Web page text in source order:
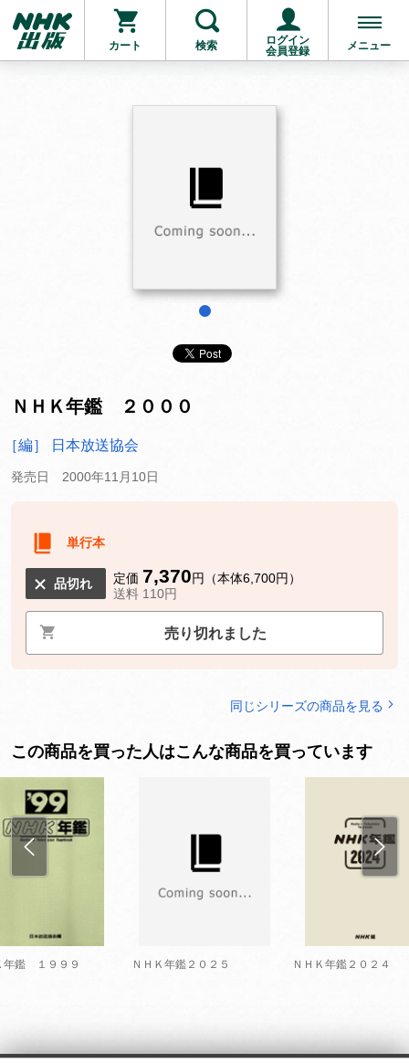
カート 検索
ログイン
会員登録
メニュー
お支払いに進む
他にも商品を買う
ＮＨＫ年鑑 ２０００
［編］ 日本放送協会
発売日 2000年11月10日
単行本
品切れ 定価 7,370円（本体6,700円）
送料 110円
売り切れました
同じシリーズの商品を見る
この商品を買った人はこんな商品を買っています
年鑑 １９９９ ＮＨＫ年鑑２０２５ ＮＨＫ年鑑２０２４